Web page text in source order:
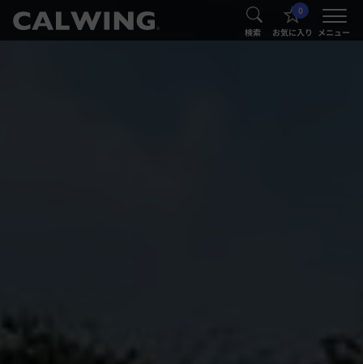
® 検索
0
お気に入り メニュー
®